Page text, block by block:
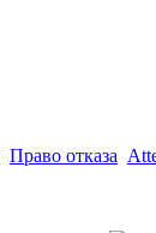
Право отказа